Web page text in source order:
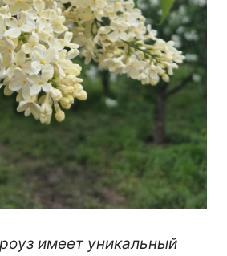
имеет уникальный